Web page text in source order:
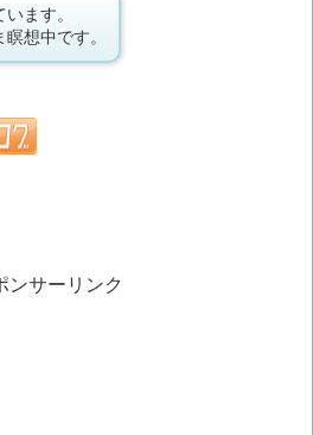
ます。
想中です。
ンサーリンク